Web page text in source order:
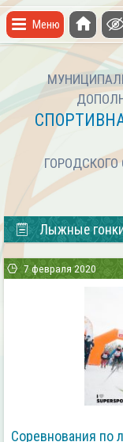
Меню
ГОРОДСКОГО
Лыжные
7 февраля 2020
Соревнования по